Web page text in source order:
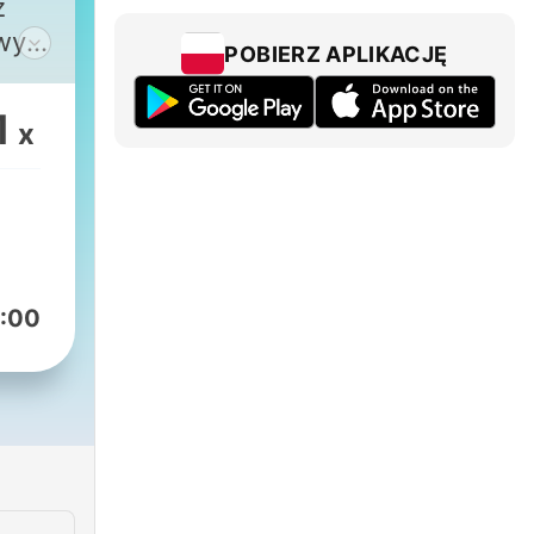
x
POBIERZ APLIKACJĘ